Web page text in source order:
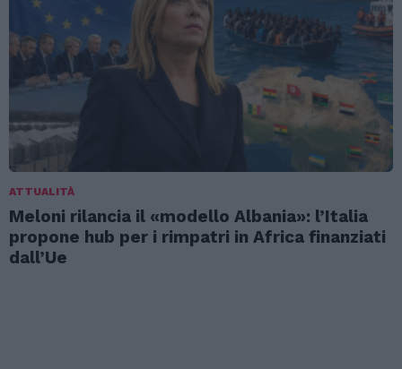
ATTUALITÀ
Meloni rilancia il «modello Albania»: l’Italia
propone hub per i rimpatri in Africa finanziati
dall’Ue